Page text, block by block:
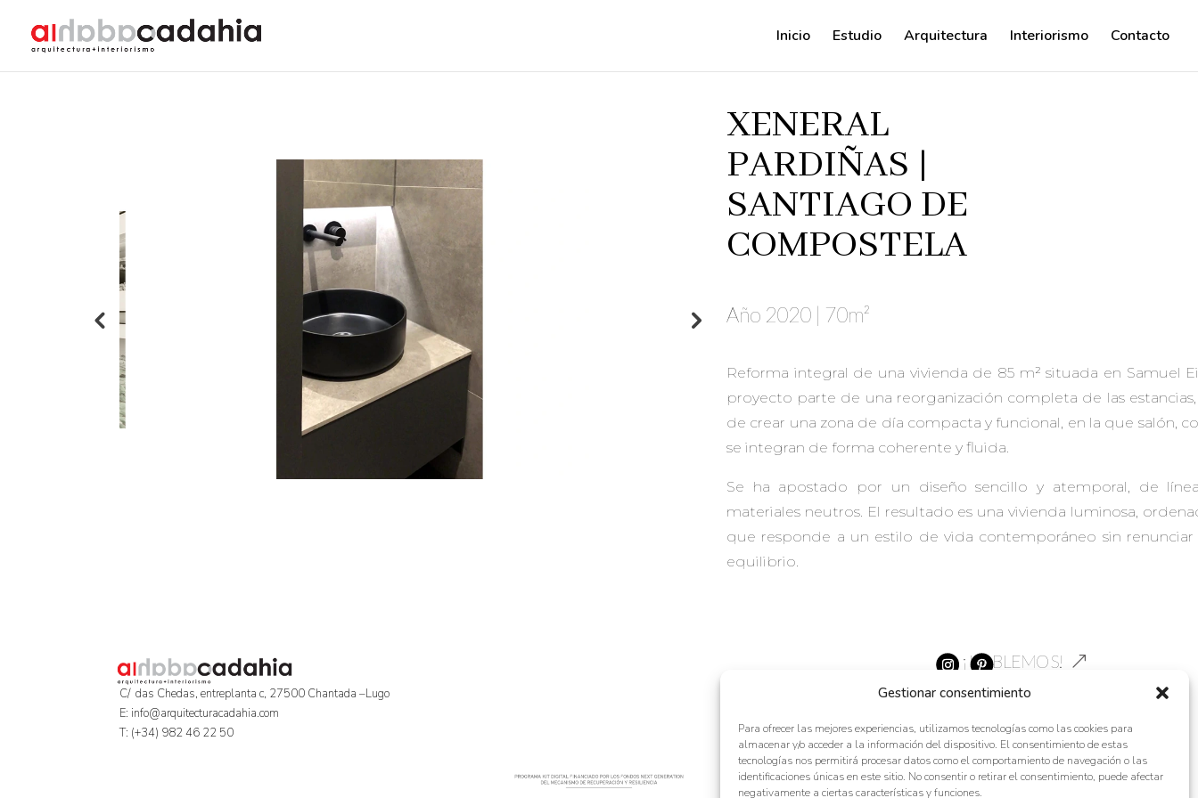
Gestionar consentimiento
Para ofrecer las mejores experiencias, utilizamos tecnologías como las cookies para
almacenar y/o acceder a la información del dispositivo. El consentimiento de estas
tecnologías nos permitirá procesar datos como el comportamiento de navegación o las
identificaciones únicas en este sitio. No consentir o retirar el consentimiento, puede afectar
negativamente a ciertas características y funciones.
Inicio Estudio Arquitectura Interiorismo Contacto
XENERAL
PARDIÑAS |
SANTIAGO DE
COMPOSTELA
Año 2020 | 70m²
Reforma integral de una vivienda de 85 m² situada en Samuel
proyecto parte de una reorganización completa de las
de crear una zona de día compacta y funcional, en la que salón,
se integran de forma coherente y fluida.
Se ha apostado por un diseño sencillo y atemporal, de
materiales neutros. El resultado es una vivienda luminosa,
que responde a un estilo de vida contemporáneo sin renunciar
equilibrio.
C/ das Chedas, entreplanta c, 27500 Chantada –Lugo
E: info@arquitecturacadahia.com
T: (+34) 982 46 22 50
¡HABLEMOS!